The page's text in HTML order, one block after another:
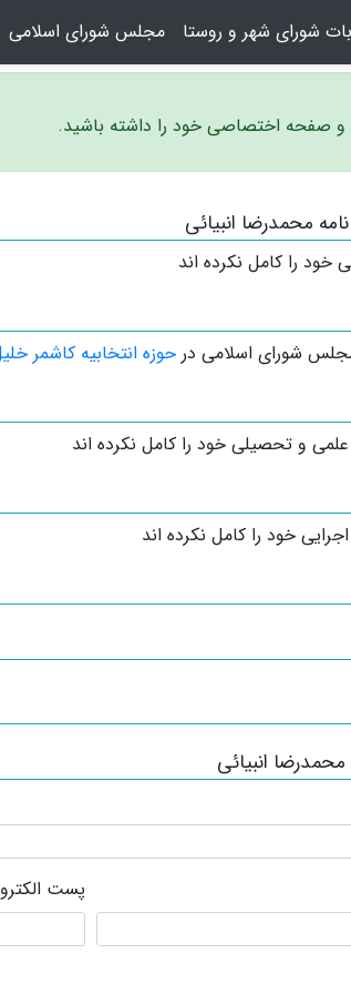
شورای شهر و روستا مجلس شورای اسلامی
و صفحه اختصاصی خود را داشته باشید.
محمدرضا انبیائی
خود را کامل نکرده اند
شورای اسلامی در حوزه انتخابیه کاشمر
و تحصیلی خود را کامل نکرده اند
خود را کامل نکرده اند
انبیائی
پست